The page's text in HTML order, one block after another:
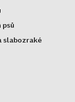
slabozraké